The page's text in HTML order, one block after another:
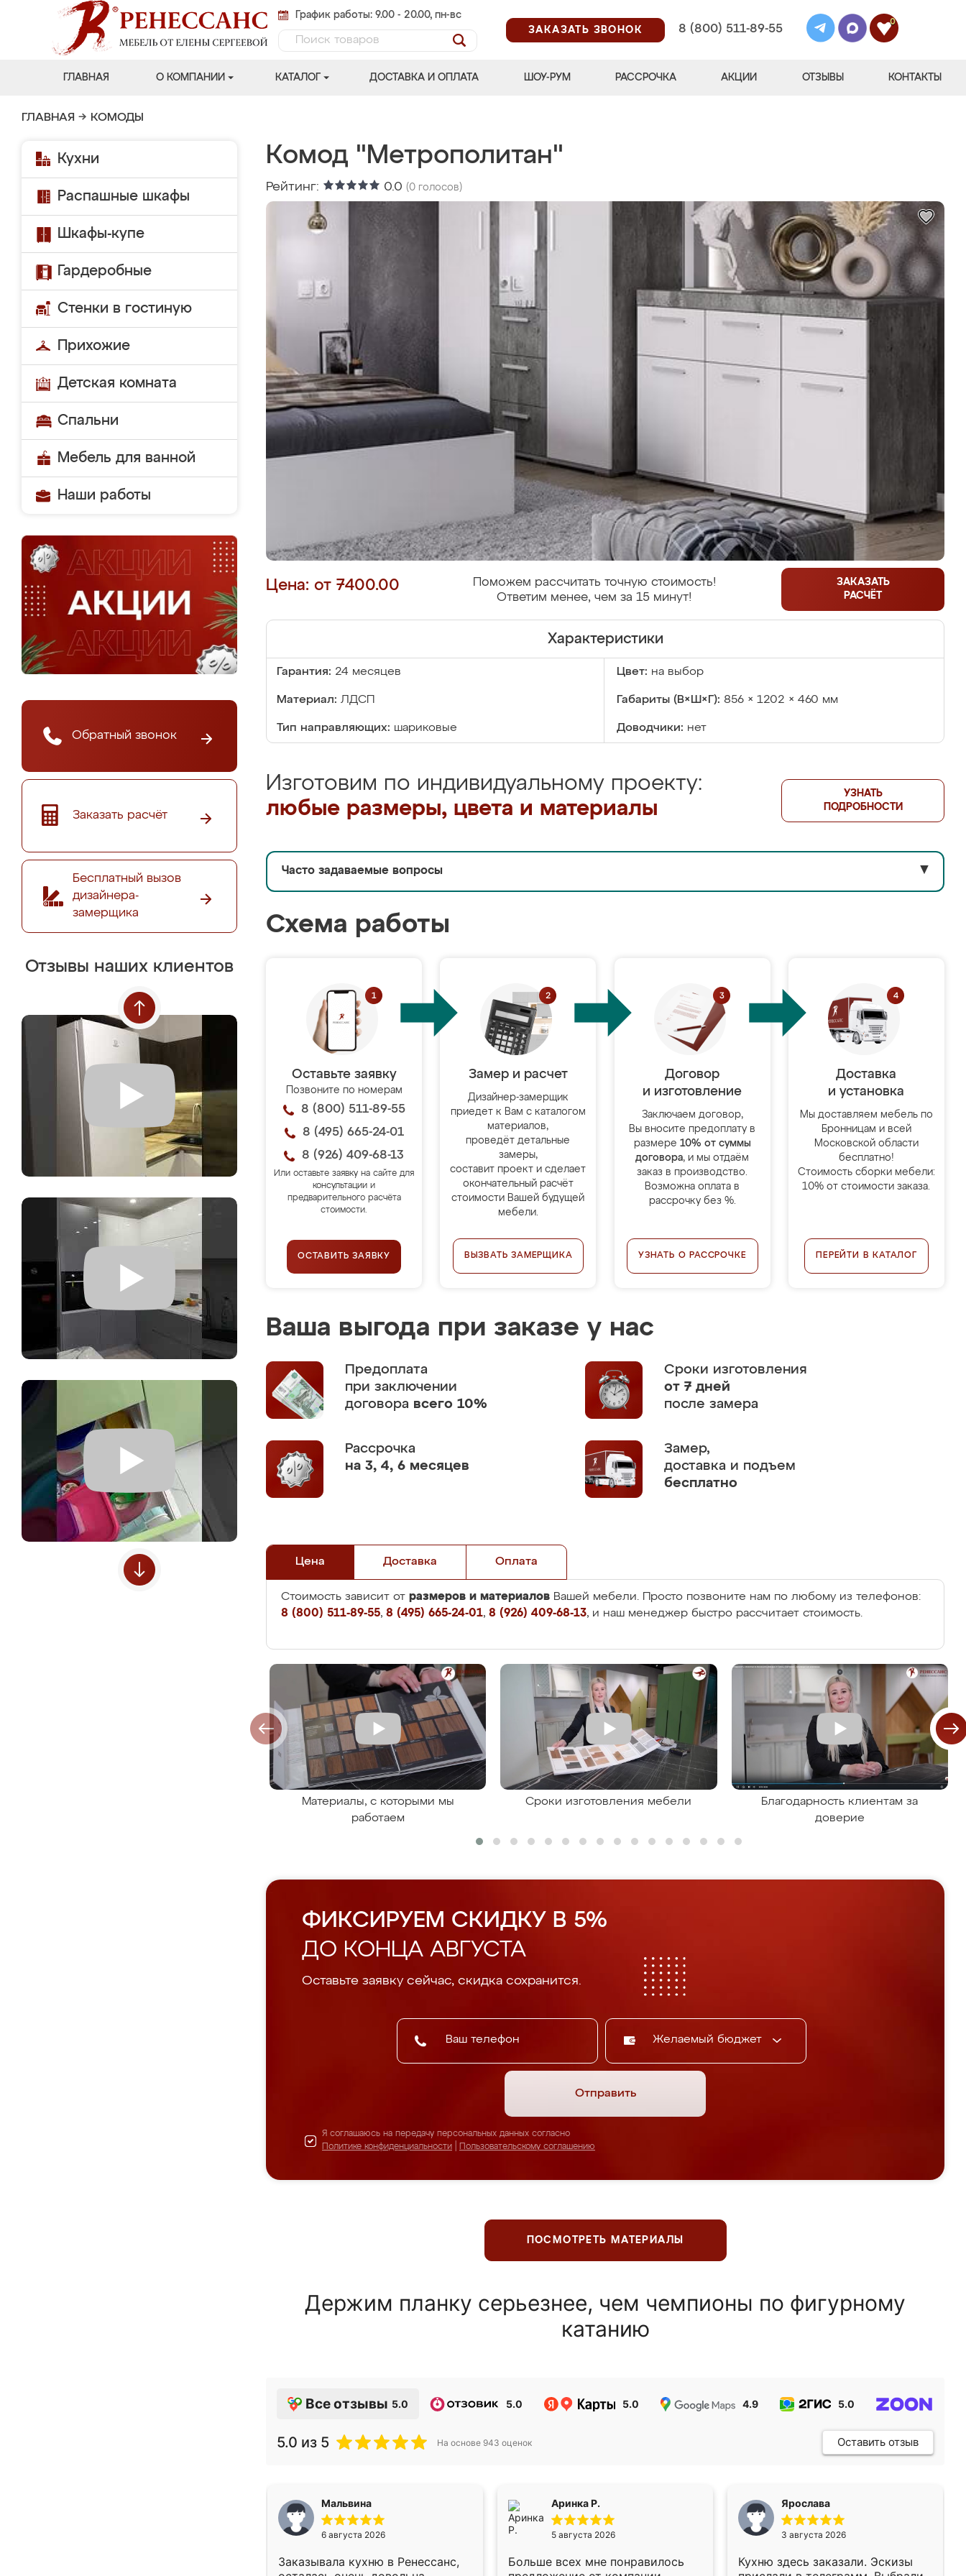
График работы: 9.00 - 20.00, пн-вс
ЗАКАЗАТЬ ЗВОНОК
8 (800) 511-89-55
0
ГЛАВНАЯ О КОМПАНИИ КАТАЛОГ ДОСТАВКА И ОПЛАТА ШОУ-РУМ РАССРОЧКА АКЦИИ ОТЗЫВЫ КОНТАКТЫ
ГЛАВНАЯ → КОМОДЫ
Кухни
Распашные шкафы
Шкафы-купе
Гардеробные
Стенки в гостиную
Прихожие
Детская комната
Спальни
Мебель для ванной
Наши работы
Обратный звонок
Заказать расчёт
Бесплатный вызов
дизайнера-
замерщика
Отзывы наших клиентов
Комод "Метрополитан"
Рейтинг: 0.0 (0 голосов)
Цена: от 7400.00
Поможем рассчитать точную стоимость!
Ответим менее, чем за 15 минут!
ЗАКАЗАТЬ
РАСЧЁТ
Характеристики
Гарантия: 24 месяцев Цвет: на выбор
Материал: ЛДСП Габариты (В×Ш×Г): 856 × 1202 × 460 мм
Тип направляющих: шариковые Доводчики: нет
Изготовим по индивидуальному проекту:
любые размеры, цвета и материалы
УЗНАТЬ
ПОДРОБНОСТИ
Часто задаваемые вопросы ▼
Схема работы
Оставьте заявку
Позвоните по номерам
8 (800) 511-89-55
8 (495) 665-24-01
8 (926) 409-68-13
Или оставьте заявку на сайте для
консультации и
предварительного расчёта
стоимости.
ОСТАВИТЬ ЗАЯВКУ
Замер и расчет
Дизайнер-замерщик
приедет к Вам с каталогом
материалов,
проведёт детальные
замеры,
составит проект и сделает
окончательный расчёт
стоимости Вашей будущей
мебели.
ВЫЗВАТЬ ЗАМЕРЩИКА
Договор
и изготовление
Заключаем договор,
Вы вносите предоплату в
размере 10% от суммы
договора, и мы отдаём
заказ в производство.
Возможна оплата в
рассрочку без %.
УЗНАТЬ О РАССРОЧКЕ
Доставка
и установка
Мы доставляем мебель по
Бронницам и всей
Московской области
бесплатно!
Стоимость сборки мебели:
10% от стоимости заказа.
ПЕРЕЙТИ В КАТАЛОГ
Ваша выгода при заказе у нас
Предоплата
при заключении
договора всего 10%
Сроки изготовления
от 7 дней
после замера
Рассрочка
на 3, 4, 6 месяцев
Замер,
доставка и подъем
бесплатно
Цена Доставка Оплата
Стоимость зависит от размеров и материалов Вашей мебели. Просто позвоните нам по любому из телефонов:
8 (800) 511-89-55, 8 (495) 665-24-01, 8 (926) 409-68-13, и наш менеджер быстро рассчитает стоимость.
Материалы, с которыми мы
работаем
Сроки изготовления мебели
Благодарность клиентам за
доверие
ФИКСИРУЕМ СКИДКУ В 5%
ДО КОНЦА АВГУСТА
Оставьте заявку сейчас, скидка сохранится.
Желаемый бюджет
Отправить
Я соглашаюсь на передачу персональных данных согласно
Политике конфиденциальности
Пользовательскому соглашению
ПОСМОТРЕТЬ МАТЕРИАЛЫ
Держим планку серьезнее, чем чемпионы по фигурному
катанию
Все отзывы 5.0 5.0 5.0 4.9 5.0
5.0 из 5 На основе 943 оценок Оставить отзыв
Мальвина
6 августа 2026
Заказывала кухню в Ренессанс,
Аринка Р.
5 августа 2026
Больше всех мне понравилось
Ярослава
3 августа 2026
Кухню здесь заказали. Эскизы